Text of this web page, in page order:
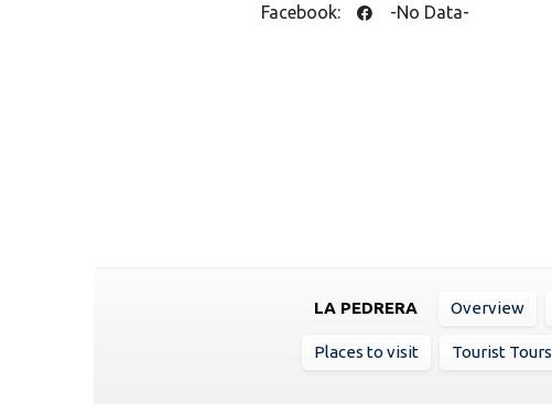
Facebook: -No Data-
LA PEDRERA Overview
Places to visit Tourist Tours